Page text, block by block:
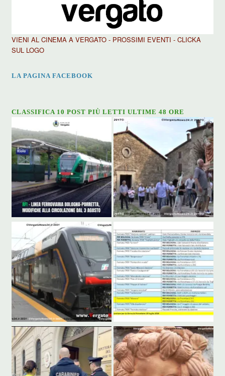
VIENI AL CINEMA A VERGATO - PROSSIMI EVENTI - CLICKA
SUL LOGO
LA PAGINA FACEBOOK
CLASSIFICA 10 POST PIÙ LETTI ULTIME 48 ORE